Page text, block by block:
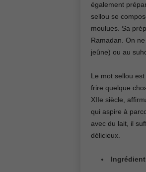
également
sellou se
moulues. Sa
Ramadan. On
jeûne) ou au
Le mot sellou
frire quelque
XIIe siècle,
qui aspire à
avec du lait, il
délicieux.